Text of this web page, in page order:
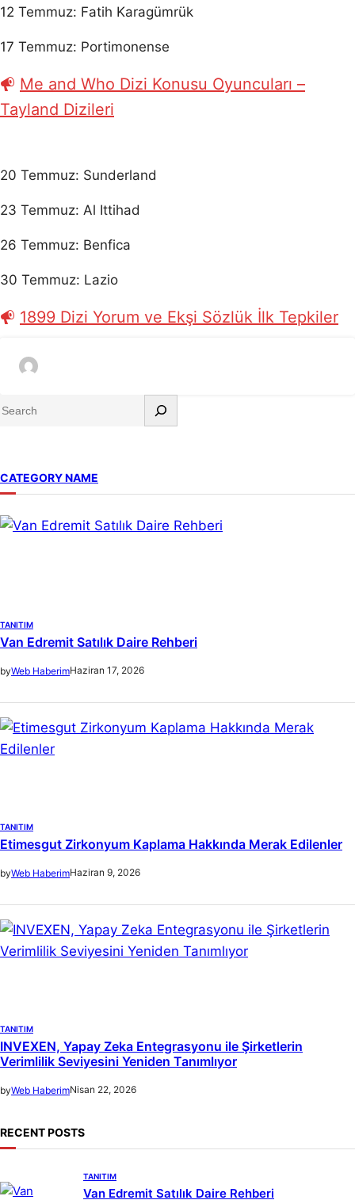
12 Temmuz: Fatih Karagümrük
17 Temmuz: Portimonense
Me and Who Dizi Konusu Oyuncuları –
Tayland Dizileri
20 Temmuz: Sunderland
23 Temmuz: Al Ittihad
26 Temmuz: Benfica
30 Temmuz: Lazio
1899 Dizi Yorum ve Ekşi Sözlük İlk Tepkiler
S
c
h
CATEGORY NAME
TANITIM
Van Edremit Satılık Daire Rehberi
byWeb HaberimHaziran 17, 2026
TANITIM
Etimesgut Zirkonyum Kaplama Hakkında Merak Edilenler
byWeb HaberimHaziran 9, 2026
TANITIM
INVEXEN, Yapay Zeka Entegrasyonu ile Şirketlerin
Verimlilik Seviyesini Yeniden Tanımlıyor
byWeb HaberimNisan 22, 2026
RECENT POSTS
TANITIM
Van Edremit Satılık Daire Rehberi